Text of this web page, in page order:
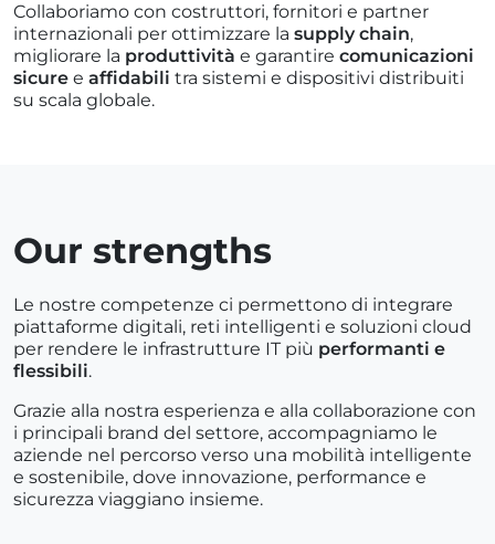
Collaboriamo con costruttori, fornitori e partner
internazionali per ottimizzare la supply chain,
migliorare la produttività e garantire comunicazioni
sicure e affidabili tra sistemi e dispositivi distribuiti
su scala globale.
Our strengths
Le nostre competenze ci permettono di integrare
piattaforme digitali, reti intelligenti e soluzioni cloud
per rendere le infrastrutture IT più performanti e
flessibili.
Grazie alla nostra esperienza e alla collaborazione con
i principali brand del settore, accompagniamo le
aziende nel percorso verso una mobilità intelligente
e sostenibile, dove innovazione, performance e
sicurezza viaggiano insieme.